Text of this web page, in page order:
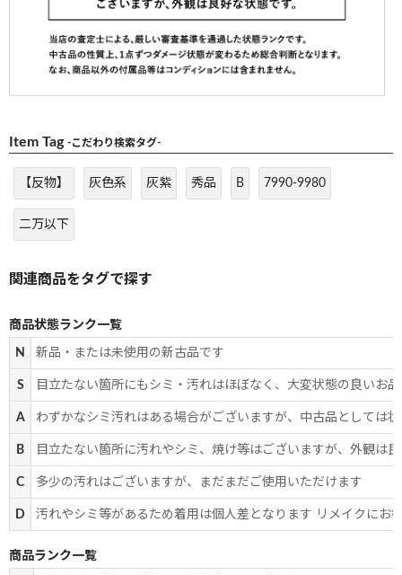
Item Tag -こだわり検索タグ-
【反物】 灰色系 灰紫 秀品 B 7990-9980
二万以下
商品状態ランク一覧
N 新品・または未使用の新古品です
S 目立たない箇所にもシミ・汚れはほぼなく、大変状態の良いお
A わずかなシミ汚れはある場合がございますが、中古品としては
B 目立たない箇所に汚れやシミ、焼け等はございますが、外観は
C 多少の汚れはございますが、まだまだご使用いただけます
D 汚れやシミ等があるため着用は個人差となります リメイクにお
商品ランク一覧